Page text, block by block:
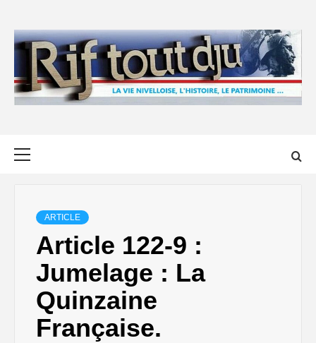
content
ARTICLE
Article 122-9 :
Jumelage : La
Quinzaine
Française.